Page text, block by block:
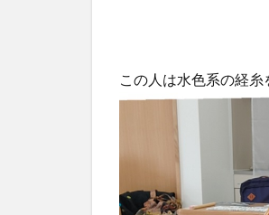
この人は水色系の経糸